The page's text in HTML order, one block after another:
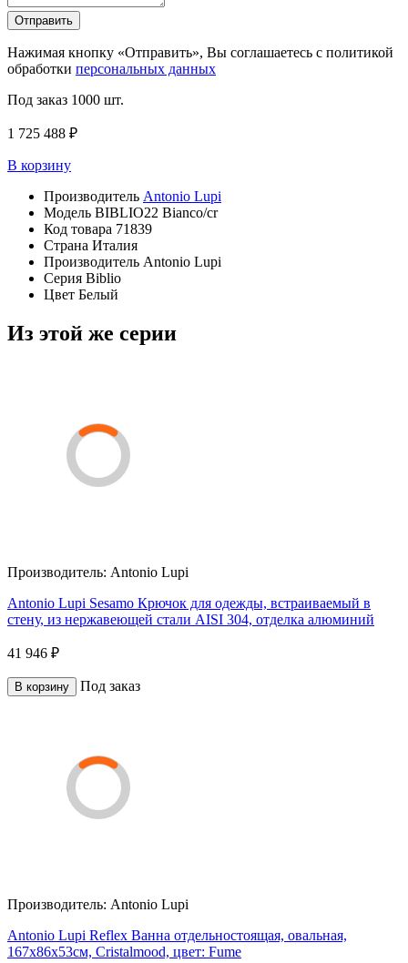
Отправить
Нажимая кнопку «Отправить», Вы соглашаетесь с политикой
обработки персональных данных
Под заказ 1000 шт.
1 725 488 ₽
В корзину
Производитель Antonio Lupi
Модель BIBLIO22 Bianco/cr
Код товара 71839
Страна Италия
Производитель Antonio Lupi
Серия Biblio
Цвет Белый
Из этой же серии
Производитель: Antonio Lupi
Antonio Lupi Sesamo Крючок для одежды, встраиваемый в
стену, из нержавеющей стали AISI 304, отделка алюминий
41 946 ₽
В корзину Под заказ
Производитель: Antonio Lupi
Antonio Lupi Reflex Ванна отдельностоящая, овальная,
167х86х53см, Cristalmood, цвет: Fume